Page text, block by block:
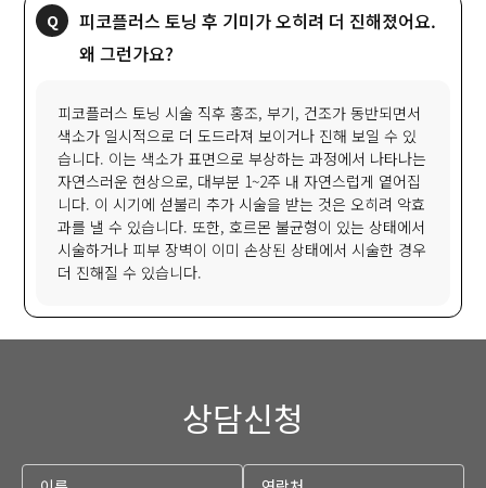
피코플러스 토닝 후 기미가 오히려 더 진해졌어요.
왜 그런가요?
피코플러스 토닝 시술 직후 홍조, 부기, 건조가 동반되면서
색소가 일시적으로 더 도드라져 보이거나 진해 보일 수 있
습니다. 이는 색소가 표면으로 부상하는 과정에서 나타나는
자연스러운 현상으로, 대부분 1~2주 내 자연스럽게 옅어집
니다. 이 시기에 섣불리 추가 시술을 받는 것은 오히려 악효
과를 낼 수 있습니다. 또한, 호르몬 불균형이 있는 상태에서
시술하거나 피부 장벽이 이미 손상된 상태에서 시술한 경우
더 진해질 수 있습니다.
상담신청